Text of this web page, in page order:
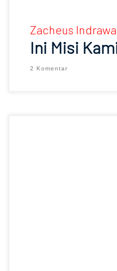
Zacheus
Ini Misi
2 Komentar